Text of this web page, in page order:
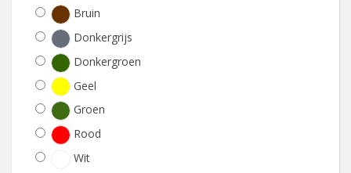
Bruin
Donkergrijs
Donkergroen
Geel
Groen
Rood
Wit